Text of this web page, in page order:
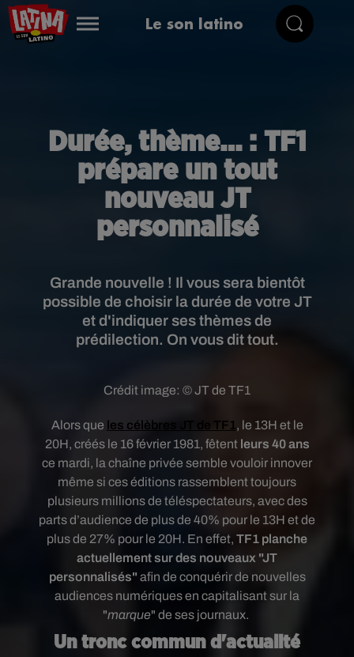
Le son latino
Durée, thème… : TF1
prépare un tout
nouveau JT
personnalisé
Grande nouvelle ! Il vous sera bientôt
possible de choisir la durée de votre JT
et d'indiquer ses thèmes de
prédilection. On vous dit tout.
Crédit image: © JT de TF1
Alors que les célèbres JT de TF1 , le 13H et le
20H, créés le 16 février 1981, fêtentleurs 40 ans
ce mardi, la chaîne privée semble vouloir innover
même si ces éditions rassemblent toujours
plusieurs millions de téléspectateurs, avec des
parts d’audience de plus de 40% pour le 13H et de
plus de 27% pour le 20H. En effet, TF1 planche
actuellement sur des nouveaux "JT
personnalisés"afin de conquérir de nouvelles
audiences numériques en capitalisant sur la
"marque" de ses journaux.
Un tronc commun d'actualité